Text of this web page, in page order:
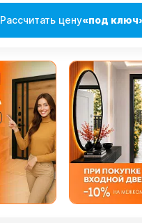
Рассчитать цену«под